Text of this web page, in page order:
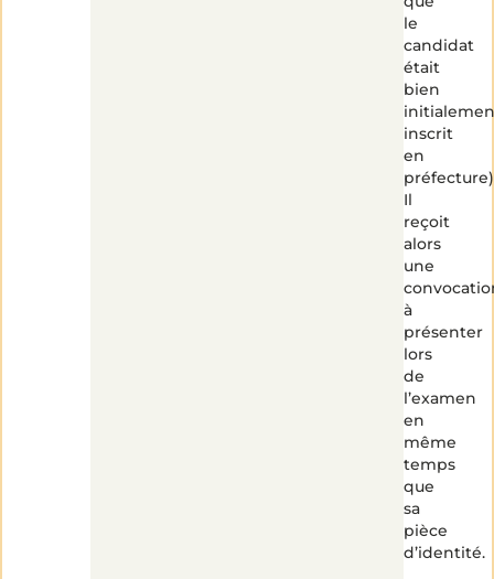
le
candidat
était
bien
inscrit
en
Il
reçoit
alors
une
à
présenter
lors
de
l’examen
en
même
temps
que
sa
pièce
d’identité.